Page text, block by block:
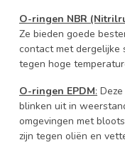
O-ringen NBR
Ze bieden goede
contact met dergelijke
tegen hoge
O-ringen EPDM:
blinken uit in
omgevingen met
zijn tegen oliën en